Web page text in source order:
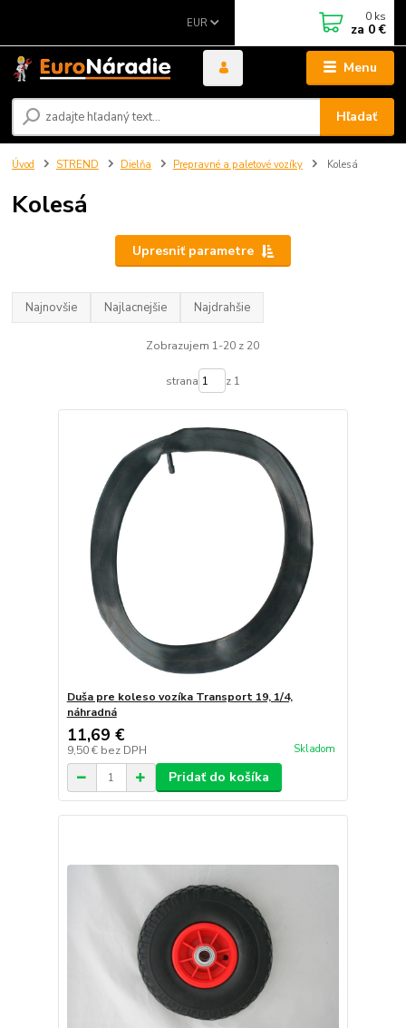
Menu
EUR
Hľadať
0 ks
za 0 €
Úvod STREND Dielňa Prepravné a paletové vozíky Kolesá
Kolesá
Upresniť parametre
Najnovšie Najlacnejšie Najdrahšie
Zobrazujem 1-20 z 20
strana z 1
Duša pre koleso vozíka Transport 19, 1/4,
náhradná
11,69 €
9,50 € bez DPH Skladom
Pridať do košíka